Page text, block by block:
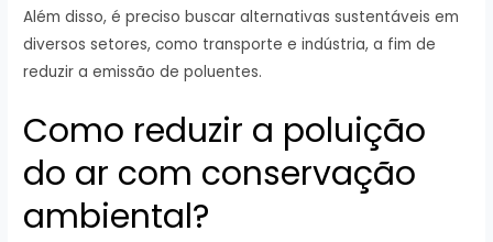
Além disso, é preciso buscar alternativas sustentáveis em
diversos setores, como transporte e indústria, a fim de
reduzir a emissão de poluentes.
Como reduzir a poluição
do ar com conservação
ambiental?